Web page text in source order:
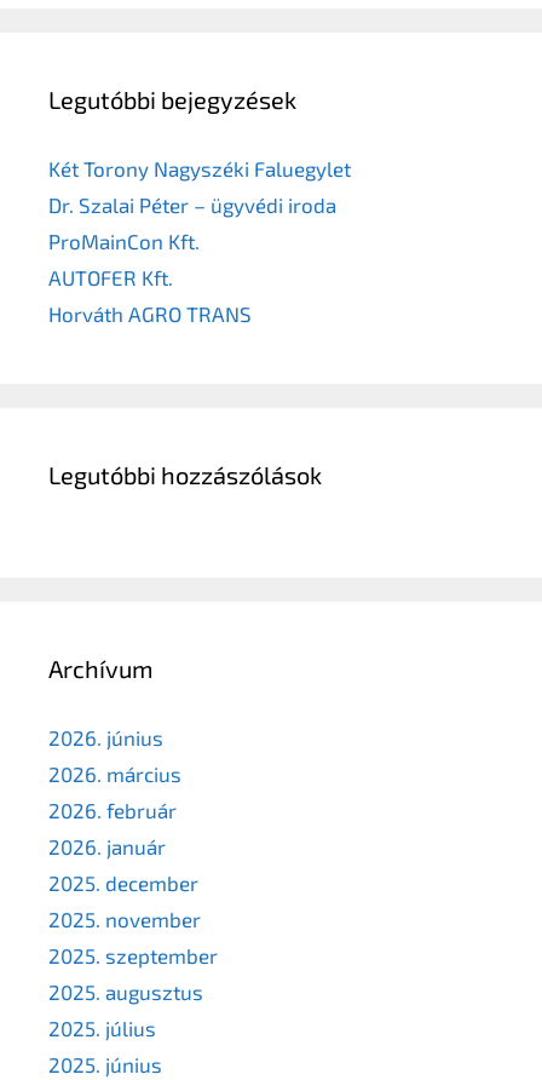
Legutóbbi bejegyzések
Két Torony Nagyszéki Faluegylet
Dr. Szalai Péter – ügyvédi iroda
ProMainCon Kft.
AUTOFER Kft.
Horváth AGRO TRANS
Legutóbbi hozzászólások
Archívum
2026. június
2026. március
2026. február
2026. január
2025. december
2025. november
2025. szeptember
2025. augusztus
2025. július
2025. június